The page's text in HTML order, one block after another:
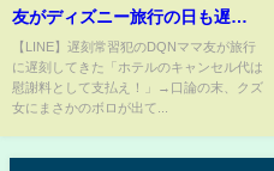
友がディズニー旅行の日も遅
刻！「ホテルのキャンセル代は
慰謝料として支払え！」→置い
てきぼりになったクズ女にまさ
（笑）【スカッとする話】
【LINE】遅刻常習犯のDQNママ友が旅行
に遅刻してきた「ホテルのキャンセル代は
慰謝料として支払え！」→口論の末、クズ
女にまさかのボロが出て...